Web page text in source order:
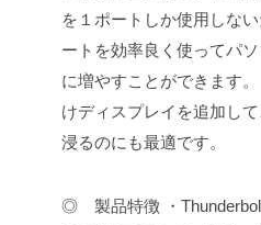
を１ポートしか使用しな
ートを効率良く使ってパ
に増やすことができます。
けディスプレイを追加し
浸るのにも最適です。
◎ 製品特徴 ・